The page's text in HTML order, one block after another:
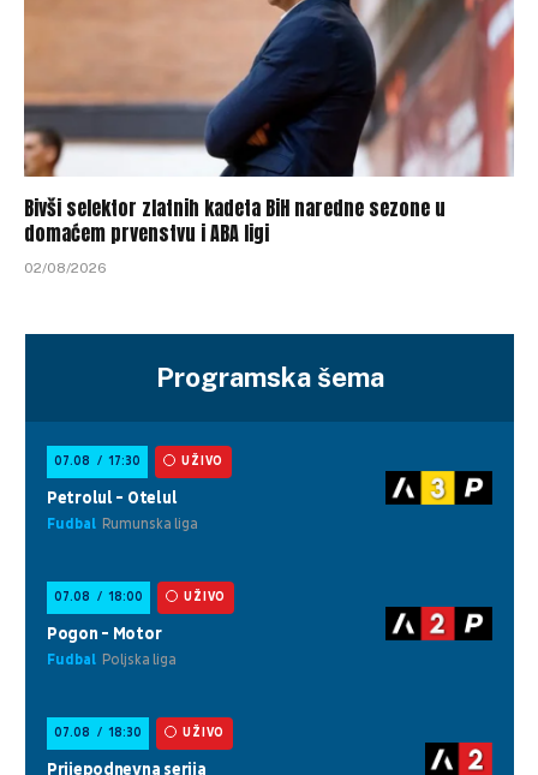
Bivši selektor zlatnih kadeta BiH naredne sezone u
domaćem prvenstvu i ABA ligi
02/08/2026
Programska šema